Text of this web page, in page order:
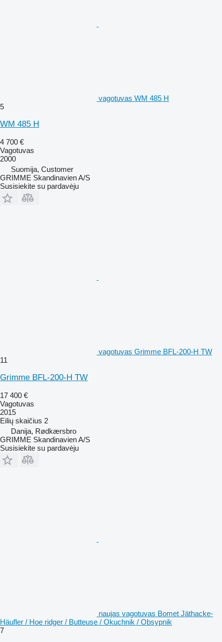
vagotuvas WM 485 H
5
WM 485 H
4 700 €
Vagotuvas
2000
Suomija, Customer
GRIMME Skandinavien A/S
Susisiekite su pardavėju
vagotuvas Grimme BFL-200-H TW
11
Grimme BFL-200-H TW
17 400 €
Vagotuvas
2015
Eilių skaičius 2
Danija, Rødkærsbro
GRIMME Skandinavien A/S
Susisiekite su pardavėju
naujas vagotuvas Bomet Jäthacke-
Häufler / Hoe ridger / Butteuse / Okuchnik / Obsypnik
7